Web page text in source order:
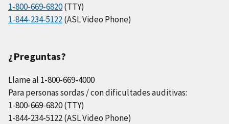
1-800-669-6820(TTY)
1-844-234-5122(ASL Video Phone)
¿Preguntas?
Llame al 1-800-669-4000
Para personas sordas / con dificultades auditivas:
1-800-669-6820 (TTY)
1-844-234-5122 (ASL Video Phone)